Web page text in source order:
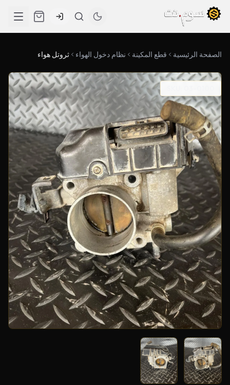
الصفحة الرئيسية قطع المكينة نظام دخول الهواء ثروتل هواء